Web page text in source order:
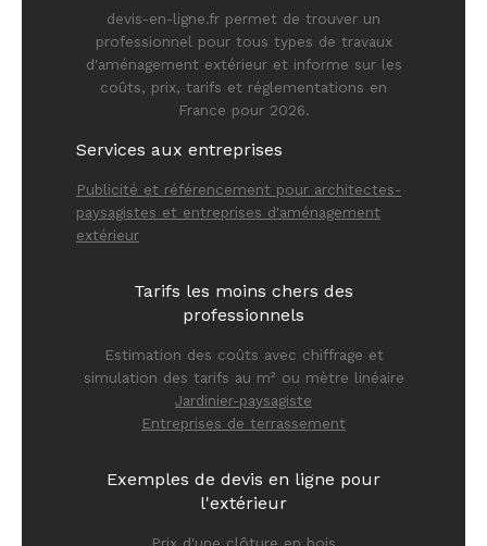
devis-en-ligne.fr permet de trouver un
professionnel pour tous types de travaux
d'aménagement extérieur et informe sur les
coûts, prix, tarifs et réglementations en
France pour 2026.
Services aux entreprises
Publicité et référencement pour architectes-
paysagistes et entreprises d'aménagement
extérieur
Tarifs les moins chers des
professionnels
Estimation des coûts avec chiffrage et
simulation des tarifs au m² ou mètre linéaire
Jardinier-paysagiste
Entreprises de terrassement
Exemples de devis en ligne pour
l'extérieur
Prix d'une clôture en bois